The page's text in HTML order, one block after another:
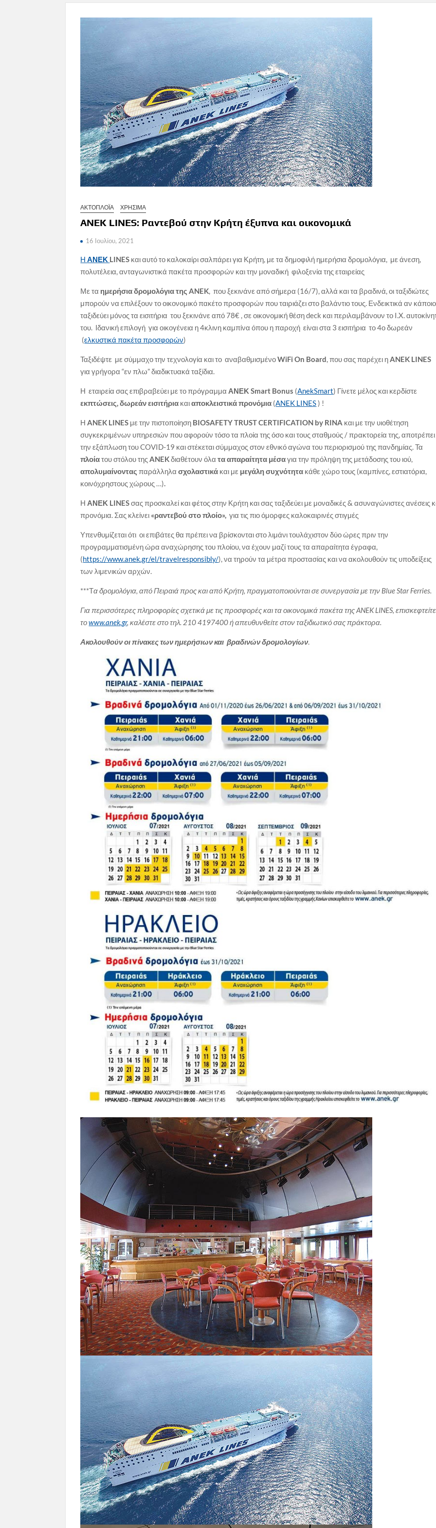
ΑΚΤΟΠΛΟΪΑ ΧΡΗΣΙΜΑ
ΑΝΕΚ LINES: Ραντεβού στην Κρήτη έξυπνα και οικονομικά
16 Ιουλίου, 2021
ΗΑΝΕΚ LINES και αυτό το καλοκαίρι σαλπάρει για Κρήτη, με τα δημοφιλή ημερήσια δρομολόγια, με άνεση,
πολυτέλεια, ανταγωνιστικά πακέτα προσφορών και την μοναδική φιλοξενία της εταιρείας
Με τα ημερήσια δρομολόγια τηςANEK, που ξεκινάνε από σήμερα (16/7), αλλά και τα βραδινά, οι ταξιδιώτες
μπορούν να επιλέξουν το οικονομικό πακέτο προσφορών που ταιριάζει στο βαλάντιο τους. Ενδεικτικά αν
ταξιδεύει μόνος τα εισιτήρια του ξεκινάνε από 78€ , σε οικονομική θέση deck και περιλαμβάνουν το I.X.
του. Ιδανική επιλογή για οικογένεια η 4κλινη καμπίνα όπου η παροχή είναι στα 3 εισιτήρια το 4ο δωρεάν
(ελκυστικά πακέτα προσφορών)
Ταξιδέψτε με σύμμαχο την τεχνολογία και το αναβαθμισμένοWiFi On Board, που σας παρέχει ηANEK LINES
για γρήγορα “εν πλω” διαδικτυακά ταξίδια.
Η εταιρεία σας επιβραβεύει με το πρόγραμμα ΑΝΕΚ Smart Bonus (AnekSmart) Γίνετε μέλος και κερδίστε
εκπτώσεις,δωρεάν εισιτήρια καιαποκλειστικά προνόμια (ANEK LINES) !
ΗANEK LINES με την πιστοποίηση BIOSAFETY TRUST CERTIFICATION by RINA και με την υιοθέτηση
συγκεκριμένων υπηρεσιών που αφορούν τόσο τα πλοία της όσο και τους σταθμούς / πρακτορεία της, αποτρέπει
την εξάπλωση του COVID-19 και στέκεται σύμμαχος στον εθνικό αγώνα του περιορισμού της πανδημίας. Τα
πλοίατου στόλου τηςANEKδιαθέτουν όλατα απαραίτητα μέσαγια την πρόληψη της μετάδοσης του ιού,
απολυμαίνοντας παράλληλασχολαστικά και με μεγάλη συχνότητα κάθε χώρο τους (καμπίνες, εστιατόρια,
κοινόχρηστους χώρους …).
Η ΑΝΕΚ LINESσας προσκαλεί και φέτος στην Κρήτη και σας ταξιδεύει με μοναδικές & ασυναγώνιστες ανέσεις
προνόμια. Σας κλείνει «ραντεβού στο πλοίο», για τις πιο όμορφες καλοκαιρινές στιγμές
Υπενθυμίζεται ότι οι επιβάτες θα πρέπει να βρίσκονται στο λιμάνι τουλάχιστον δύο ώρες πριν την
προγραμματισμένη ώρα αναχώρησης του πλοίου, να έχουν μαζί τους τα απαραίτητα έγραφα,
(https://www.anek.gr/el/travelresponsibly/), να τηρούν τα μέτρα προστασίας και να ακολουθούν τις υποδείξεις
των λιμενικών αρχών.
***Τα δρομολόγια, από Πειραιά προς και από Κρήτη, πραγματοποιούνται σε συνεργασία με την Blue Star Ferries.
Για περισσότερες πληροφορίες σχετικά με τις προσφορές και τα οικονομικά πακέτα της ANEK LINES, επισκεφτείτε
τοwww.anek.gr, καλέστε στο τηλ. 210 4197400 ή απευθυνθείτε στον ταξιδιωτικό σας πράκτορα.
Ακολουθούν οι πίνακες των ημερήσιων και βραδινών δρομολογίων.